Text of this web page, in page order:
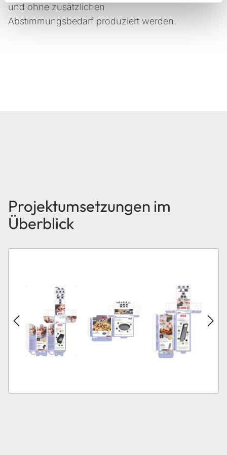
und ohne zusätzlichen
Abstimmungsbedarf produziert werden.
Projektumsetzungen im
Überblick